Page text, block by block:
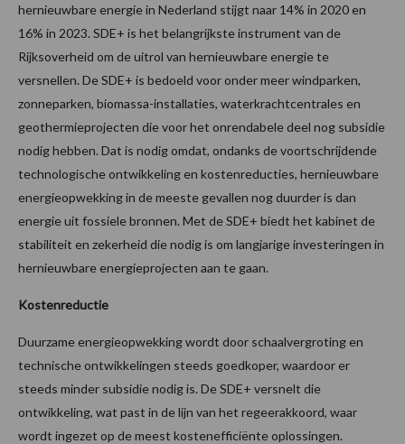
hernieuwbare energie in Nederland stijgt naar 14% in 2020 en
16% in 2023. SDE+ is het belangrijkste instrument van de
Rijksoverheid om de uitrol van hernieuwbare energie te
versnellen. De SDE+ is bedoeld voor onder meer windparken,
zonneparken, biomassa-installaties, waterkrachtcentrales en
geothermieprojecten die voor het onrendabele deel nog subsidie
nodig hebben. Dat is nodig omdat, ondanks de voortschrijdende
technologische ontwikkeling en kostenreducties, hernieuwbare
energieopwekking in de meeste gevallen nog duurder is dan
energie uit fossiele bronnen. Met de SDE+ biedt het kabinet de
stabiliteit en zekerheid die nodig is om langjarige investeringen in
hernieuwbare energieprojecten aan te gaan.
Kostenreductie
Duurzame energieopwekking wordt door schaalvergroting en
technische ontwikkelingen steeds goedkoper, waardoor er
steeds minder subsidie nodig is. De SDE+ versnelt die
ontwikkeling, wat past in de lijn van het regeerakkoord, waar
wordt ingezet op de meest kostenefficiënte oplossingen.